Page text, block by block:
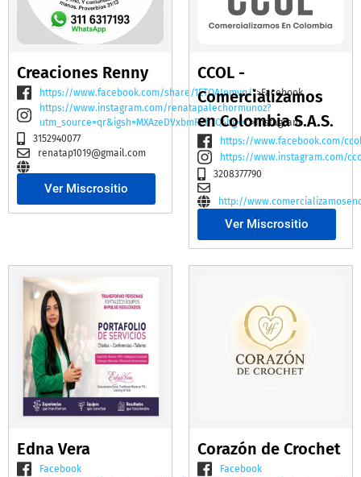
Creaciones Renny
https://www.facebook.com/share/1ETQAJnmvq/">Facebook
https://www.instagram.com/renatapalechormunoz?
utm_source=qr&igsh=MXAzeDVxbmR2bTQ4bg==">Instagram
3152940077
renatap1019@gmail.com
Ver Miscrositio
CCOL -
Comercializamos
en Colombia S.A.S.
https://www.facebook.com/
https://www.instagram.com/
3208377790
http://
Ver Miscrositio
Edna Vera
Facebook
Corazón de Crochet
Facebook